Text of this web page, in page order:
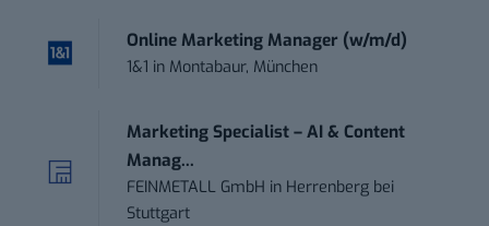
Online Marketing Manager (w/m/d)
1&1 in Montabaur, München
Marketing Specialist – AI & Content
Manag...
FEINMETALL GmbH in Herrenberg bei
Stuttgart